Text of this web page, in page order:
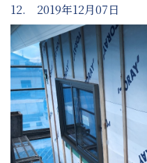
12. 2019年12月07日